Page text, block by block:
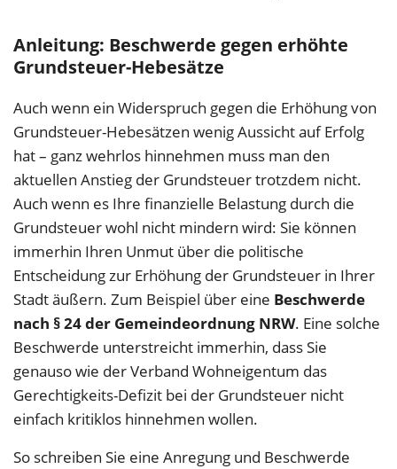
Anleitung: Beschwerde gegen erhöhte
Grundsteuer-Hebesätze
Auch wenn ein Widerspruch gegen die Erhöhung von
Grundsteuer-Hebesätzen wenig Aussicht auf Erfolg
hat – ganz wehrlos hinnehmen muss man den
aktuellen Anstieg der Grundsteuer trotzdem nicht.
Auch wenn es Ihre finanzielle Belastung durch die
Grundsteuer wohl nicht mindern wird: Sie können
immerhin Ihren Unmut über die politische
Entscheidung zur Erhöhung der Grundsteuer in Ihrer
Stadt äußern. Zum Beispiel über eine Beschwerde
nach § 24 der Gemeindeordnung NRW. Eine solche
Beschwerde unterstreicht immerhin, dass Sie
genauso wie der Verband Wohneigentum das
Gerechtigkeits-Defizit bei der Grundsteuer nicht
einfach kritiklos hinnehmen wollen.
So schreiben Sie eine Anregung und Beschwerde